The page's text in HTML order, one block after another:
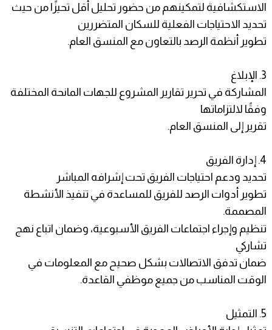
الاستكشافية لتمكينهم من حضور تحليل أقل تحيزًا من حيث
تحديد الاحتياجات الفعلية للسكان المتضررين
تطوير أنظمة الرصد بالتعاون مع المنسق العام.
3. الإبلاغ
المشاركة في تحرير تقارير المشروع للجهات المانحة المختلفة
وفقًا لالتزاماتها
تقرير إلى المنسق العام.
4. إدارة الفريق
تحديد ودعم احتياجات الفريق تحت إشرافه المباشر
تطوير أدوات الرصد للفريق للمساعدة في تنفيذ الأنشطة
المصممة.
تنظيم وإجراء اجتماعات الفريق الأسبوعية، وضمان اتباع نهج
تشاركي
ضمان تدفق الاتصالات بشكل صحيح مع المعلومات في
الوقت المناسب من جميع موظفي القاعدة.
5. التمثيل